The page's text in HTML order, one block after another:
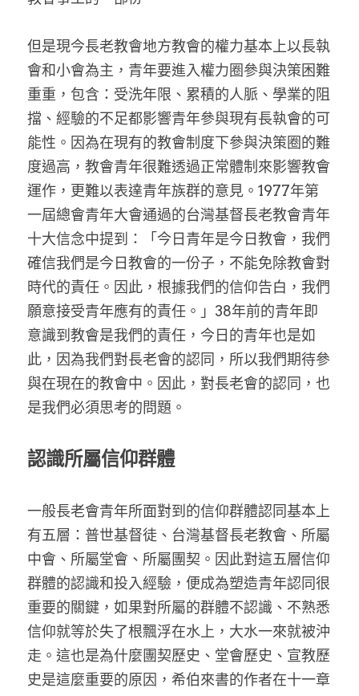
但是現今長老教會地方教會的權力基本上以長執
會和小會為主，青年要進入權力圈參與決策困難
重重，包含：受洗年限、累積的人脈、學業的阻
擋、經驗的不足都影響青年參與現有長執會的可
能性。因為在現有的教會制度下參與決策圈的難
度過高，教會青年很難透過正常體制來影響教會
運作，更難以表達青年族群的意見。1977年第
一屆總會青年大會通過的台灣基督長老教會青年
十大信念中提到：「今日青年是今日教會，我們
確信我們是今日教會的一份子，不能免除教會對
時代的責任。因此，根據我們的信仰告白，我們
願意接受青年應有的責任。」38年前的青年即
意識到教會是我們的責任，今日的青年也是如
此，因為我們對長老會的認同，所以我們期待參
與在現在的教會中。因此，對長老會的認同，也
是我們必須思考的問題。
認識所屬信仰群體
一般長老會青年所面對到的信仰群體認同基本上
有五層：普世基督徒、台灣基督長老教會、所屬
中會、所屬堂會、所屬團契。因此對這五層信仰
群體的認識和投入經驗，便成為塑造青年認同很
重要的關鍵，如果對所屬的群體不認識、不熟悉
信仰就等於失了根飄浮在水上，大水一來就被沖
走。這也是為什麼團契歷史、堂會歷史、宣教歷
史是這麼重要的原因，希伯來書的作者在十一章